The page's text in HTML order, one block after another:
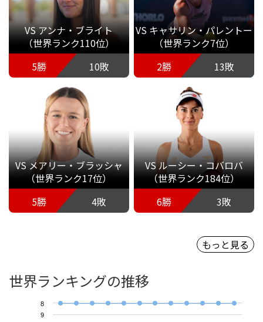
VS アンナ・ブライト
（世界ランク110位）
5勝
10敗
VS キャサリン・パレントー
（世界ランク7位）
2勝
13敗
VS メアリー・ブラッシャ
（世界ランク17位）
5勝
4敗
VS ルーシー・コバロバ
（世界ランク184位）
6勝
3敗
もっと見る
世界ランキングの推移
8
9